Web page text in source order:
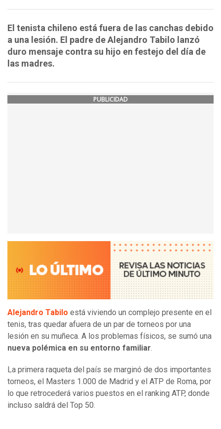
El tenista chileno está fuera de las canchas debido
a una lesión. El padre de Alejandro Tabilo lanzó
duro mensaje contra su hijo en festejo del día de
las madres.
PUBLICIDAD
Alejandro Tabilo está viviendo un complejo presente en el
tenis, tras quedar afuera de un par de torneos por una
lesión en su muñeca. A los problemas físicos, se sumó una
nueva polémica en su entorno familiar.
La primera raqueta del país se marginó de dos importantes
torneos, el Masters 1.000 de Madrid y el ATP de Roma, por
lo que retrocederá varios puestos en el ranking ATP, donde
incluso saldrá del Top 50.